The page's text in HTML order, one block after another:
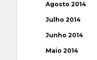
Agosto 2014
Julho 2014
Junho 2014
Maio 2014